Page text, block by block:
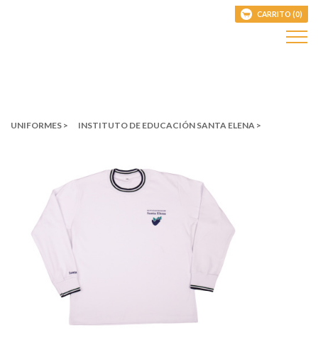
CARRITO (0)
UNIFORMES > INSTITUTO DE EDUCACIÓN SANTA ELENA >